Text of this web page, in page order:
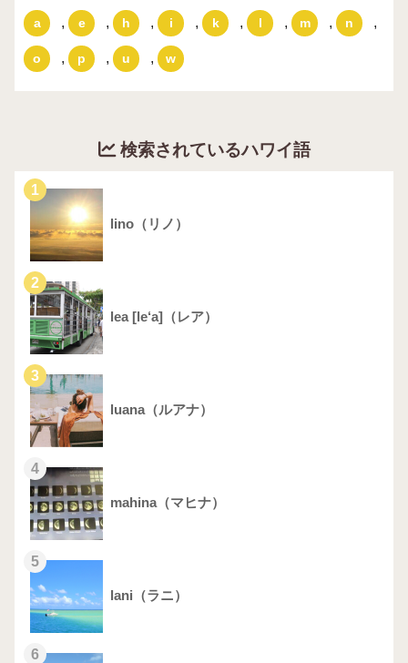
a , e , h , i , k , l , m , n ,
o , p , u , w
検索されているハワイ語
1
lino（リノ）
2
lea [le‘a]（レア）
3
luana（ルアナ）
4
mahina（マヒナ）
5
lani（ラニ）
6